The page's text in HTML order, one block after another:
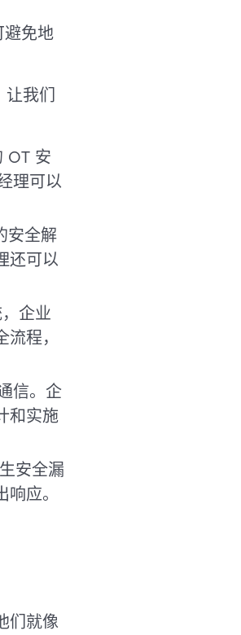
避免地
我们
OT 安
理可以
安全解
还可以
企业
程，
信。企
和实施
安全漏
应。
们就像